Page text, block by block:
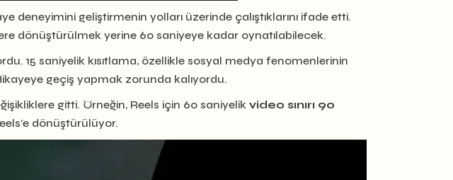
geliştirmenin yolları üzerinde çalıştıklarını ifade etti.
dönüştürülmek yerine 60 saniyeye kadar oynatılabilecek.
15 saniyelik kısıtlama, özellikle sosyal medya fenomenlerinin
geçiş yapmak zorunda kalıyordu.
gitti. Örneğin, Reels için 60 saniyelik video sınırı 90
dönüştürülüyor.